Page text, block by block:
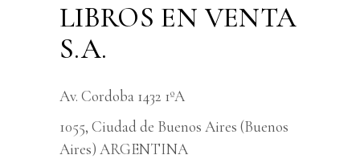
LIBROS EN VENTA
S.A.
Av. Cordoba 1432 1ºA
1055, Ciudad de Buenos Aires (Buenos
Aires) ARGENTINA